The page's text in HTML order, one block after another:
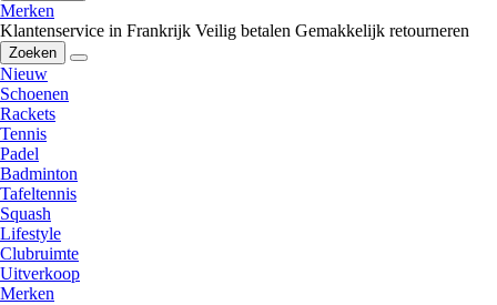
Merken
Klantenservice in Frankrijk Veilig betalen Gemakkelijk retourneren
Zoeken
Nieuw
Schoenen
Rackets
Tennis
Padel
Badminton
Tafeltennis
Squash
Lifestyle
Clubruimte
Uitverkoop
Merken